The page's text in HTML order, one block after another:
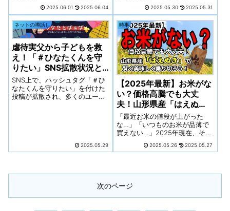
残念ながら、これらの制度を悪
用しようとするケースも後を絶
ちません。以下に、給付金や支
援制度が悪用された事件や事例
の主な手口と、具体的なケース
をいくつかご紹介します。
2025.06.01 2025.06.04
あるのは、主に「遺族基礎年
金」です。また、お母様が会社
員や公務員であった場合は、加
えて「遺族厚生年金」も受け取
れる可能性があります。
2025.05.30 2025.05.31
ネットの噂話し
虐待実父から子どもを救
え！「＃ひなたくんを守
りたい」SNS拡散状況と
お願い！
SNS上で、ハッシュタグ「＃ひ
なたくんを守りたい」を付けた
投稿が拡散され、多くのユーザ
る「ひなたくん」という男の子
を、祖母である山本純子さん
2025.05.29
時事
【2025年最新】お米がな
い？価格高騰でも大丈
夫！山形県産「はえぬ
き」で賢く美味しく乗り
切ろう！
「最近お米の値段が上がった
な…」「いつものお米が品薄で
買えない…」2025年現在、そん
ではないでしょうか。しかし、
たいと思いませんか？そこでお
すすめしたいのが、山形県が生
んだブランド米「はえぬき」で
す！なぜ今「はえぬき」がおす
2025.05.26 2025.05.27
次のページ